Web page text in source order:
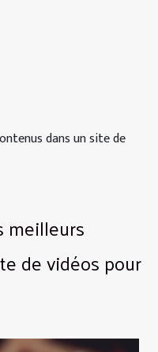
dans un site de
meilleurs
de vidéos pour